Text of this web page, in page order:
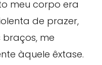
meu corpo era
de prazer,
me
àquele êxtase.